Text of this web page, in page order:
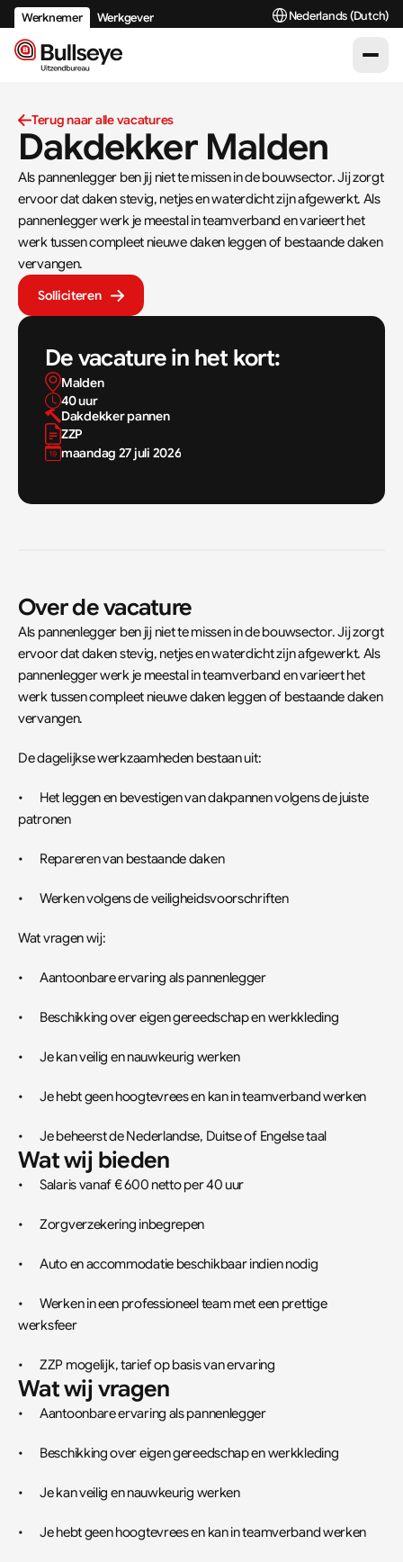
Terug naar alle vacatures
Dakdekker Malden
Als pannenlegger ben jij niet te missen in de bouwsector. Jij zorgt
ervoor dat daken stevig, netjes en waterdicht zijn afgewerkt. Als
pannenlegger werk je meestal in teamverband en varieert het
werk tussen compleet nieuwe daken leggen of bestaande daken
vervangen.
Solliciteren
De vacature in het kort:
Malden
40 uur
Dakdekker pannen
ZZP
maandag 27 juli 2026
Over de vacature
Als pannenlegger ben jij niet te missen in de bouwsector. Jij zorgt
ervoor dat daken stevig, netjes en waterdicht zijn afgewerkt. Als
pannenlegger werk je meestal in teamverband en varieert het
werk tussen compleet nieuwe daken leggen of bestaande daken
vervangen.
De dagelijkse werkzaamheden bestaan uit:
•	Het leggen en bevestigen van dakpannen volgens de juiste
patronen
•	Repareren van bestaande daken
•	Werken volgens de veiligheidsvoorschriften
Wat vragen wij:
•	Aantoonbare ervaring als pannenlegger
•	Beschikking over eigen gereedschap en werkkleding
•	Je kan veilig en nauwkeurig werken
•	Je hebt geen hoogtevrees en kan in teamverband werken
•	Je beheerst de Nederlandse, Duitse of Engelse taal
Wat wij bieden
•	Salaris vanaf € 600 netto per 40 uur
•	Zorgverzekering inbegrepen
•	Auto en accommodatie beschikbaar indien nodig
•	Werken in een professioneel team met een prettige
werksfeer
•	ZZP mogelijk, tarief op basis van ervaring
Wat wij vragen
•	Aantoonbare ervaring als pannenlegger
•	Beschikking over eigen gereedschap en werkkleding
•	Je kan veilig en nauwkeurig werken
•	Je hebt geen hoogtevrees en kan in teamverband werken
Werknemer Werkgever Select Language
Nederlands (Dutch)